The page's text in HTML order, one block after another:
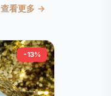
查看更多 →
-13%